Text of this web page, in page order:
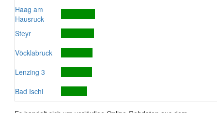
Haag am
Hausruck
Steyr
Vöcklabruck
Lenzing 3
Bad Ischl